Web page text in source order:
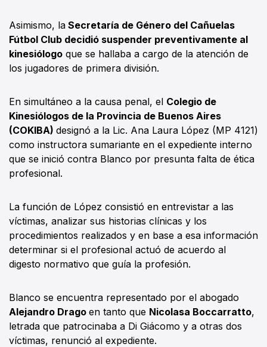
Asimismo, la Secretaría de Género del Cañuelas
Fútbol Club decidió suspender preventivamente al
kinesiólogo que se hallaba a cargo de la atención de
los jugadores de primera división.
En simultáneo a la causa penal, el Colegio de
Kinesiólogos de la Provincia de Buenos Aires
(COKIBA) designó a la Lic. Ana Laura López (MP 4121)
como instructora sumariante en el expediente interno
que se inició contra Blanco por presunta falta de ética
profesional.
La función de López consistió en entrevistar a las
víctimas, analizar sus historias clínicas y los
procedimientos realizados y en base a esa información
determinar si el profesional actuó de acuerdo al
digesto normativo que guía la profesión.
Blanco se encuentra representado por el abogado
Alejandro Drago en tanto que Nicolasa Boccarratto,
letrada que patrocinaba a Di Giácomo y a otras dos
víctimas, renunció al expediente.